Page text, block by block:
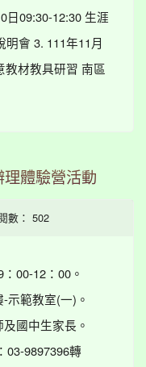
日09:30-12:30 生涯
會 3. 111年11月
教材教具研習 南區
體驗營活動
數： 502
00-12：00。
範教室(一)。
國中生家長。
9897396轉